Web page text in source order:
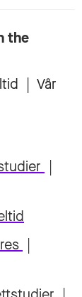
the
Vår